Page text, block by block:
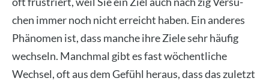
chen immer noch nicht erreicht haben. Ein ande­res
Phä­no­men ist, dass man­che ihre Zie­le sehr häu­fig
wech­seln. Manch­mal gibt es fast wöchent­li­che
Wech­sel, oft aus dem Gefühl her­aus, dass das zuletzt